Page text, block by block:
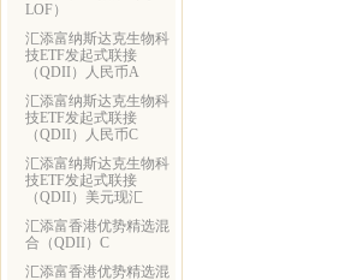
LOF）
汇添富纳斯达克生物科
技ETF发起式联接
（QDII）人民币A
汇添富纳斯达克生物科
技ETF发起式联接
（QDII）人民币C
汇添富纳斯达克生物科
技ETF发起式联接
（QDII）美元现汇
汇添富香港优势精选混
合（QDII）C
汇添富香港优势精选混